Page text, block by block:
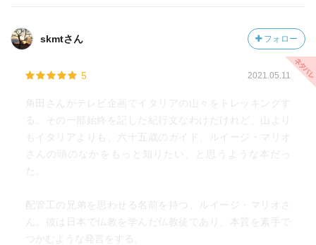
skmtさん フォロー
5 2021.05.11
角田さんがテレビ企画でイタリアの山々をトレッキングす
る。その一部始終を記した紀行文なわけだけれど、山より
もイタリアよりも、六十五歳のガイド、ルイージ・マリオ
さんの頭のなかをもっと知りたい、と思うような本だっ
た。
配管工の兄弟を思わせる名前を持つ、ルイージ・マリオさ
ん。彼は日本で仏教を学んだ仏教徒であり、本質を素手で
つかむような発言をする。